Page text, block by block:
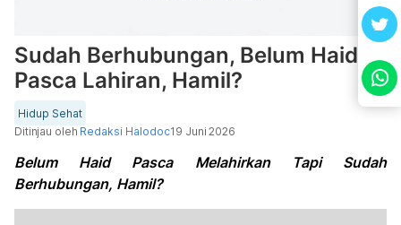
Sudah Berhubungan, Belum Haid
Pasca Lahiran, Hamil?
Hidup Sehat
Ditinjau oleh Redaksi Halodoc19 Juni 2026
Belum Haid Pasca Melahirkan Tapi Sudah
Berhubungan, Hamil?